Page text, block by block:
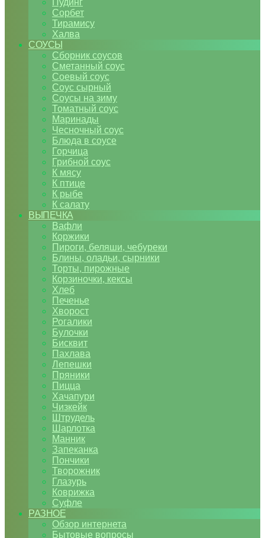
Пудинг
Сорбет
Тирамису
Халва
СОУСЫ
Сборник соусов
Сметанный соус
Соевый соус
Соус сырный
Соусы на зиму
Томатный соус
Маринады
Чесночный соус
Блюда в соусе
Горчица
Грибной соус
К мясу
К птице
К рыбе
К салату
ВЫПЕЧКА
Вафли
Коржики
Пироги, беляши, чебуреки
Блины, оладьи, сырники
Торты, пирожные
Корзиночки, кексы
Хлеб
Печенье
Хворост
Рогалики
Булочки
Бисквит
Пахлава
Лепешки
Пряники
Пицца
Хачапури
Чизкейк
Штрудель
Шарлотка
Манник
Запеканка
Пончики
Творожник
Глазурь
Коврижка
Суфле
РАЗНОЕ
Обзор интернета
Бытовые вопросы